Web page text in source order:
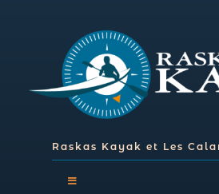
Raskas Kayak et Les
Toggle